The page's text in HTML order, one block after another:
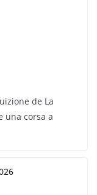
de La
una corsa a